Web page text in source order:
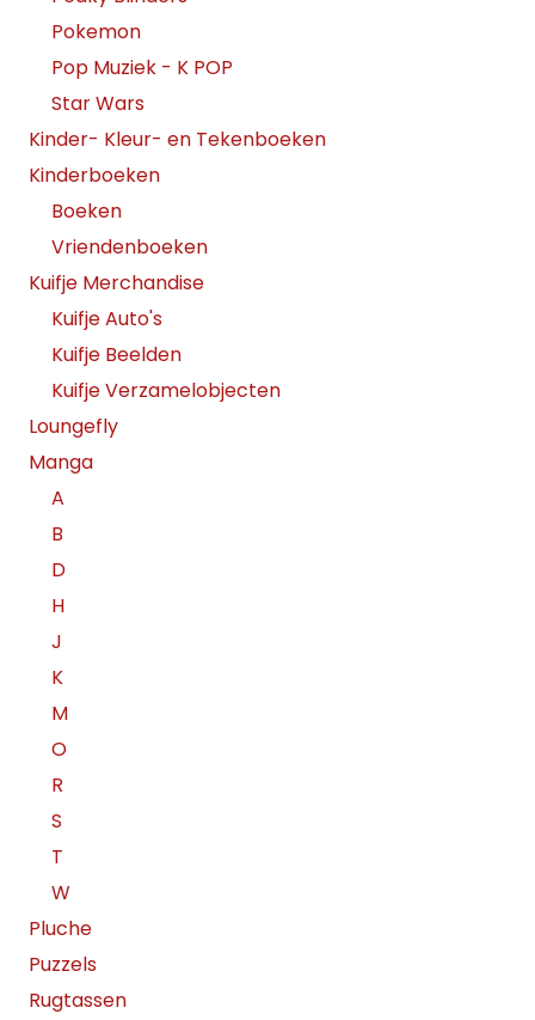
Pokemon
Pop Muziek - K POP
Star Wars
Kinder- Kleur- en Tekenboeken
Kinderboeken
Boeken
Vriendenboeken
Kuifje Merchandise
Kuifje Auto's
Kuifje Beelden
Kuifje Verzamelobjecten
Loungefly
Manga
A
B
D
H
J
K
M
O
R
S
T
W
Pluche
Puzzels
Rugtassen